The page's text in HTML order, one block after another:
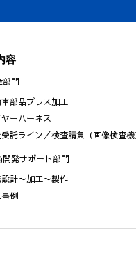
容
部門
車部品プレス加工
ヤーハーネス
託ライン／検査請負（画像検査機
開発サポート部門
設計〜加工〜製作
例